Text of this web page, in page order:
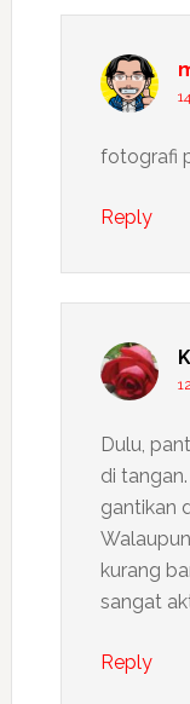
fotografi
Reply
Dulu,
di
gantikan
kurang
sangat
Reply